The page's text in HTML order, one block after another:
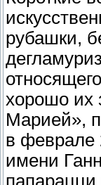
рубашки,
хорошо их
Марией»,
в феврале
имени
папарацци